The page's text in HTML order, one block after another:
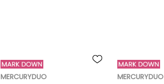
MERCURYDUO MERCURYDUO